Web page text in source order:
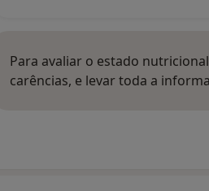
Para avaliar o estado
carências, e levar toda a